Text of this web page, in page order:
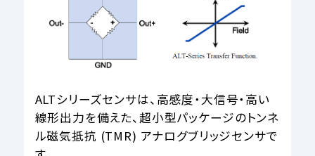
ALTシリーズセンサは、高感度・大信号・高い
線形出力を備えた、超小型パッケージのトンネ
ル磁気抵抗 (TMR) アナログブリッジセンサで